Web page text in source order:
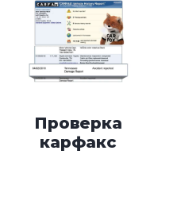
Проверка
карфакс